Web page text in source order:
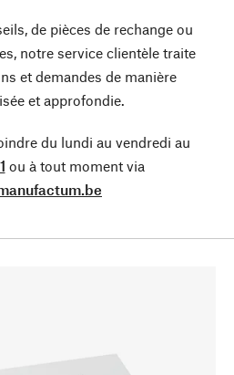
de pièces de rechange ou
notre service clientèle traite
et demandes de manière
et approfondie.
du lundi au vendredi au
ou à tout moment via